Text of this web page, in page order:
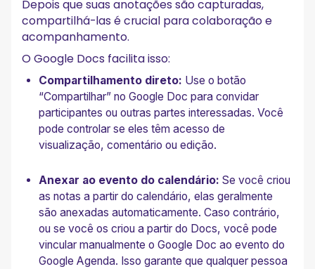
Depois que suas anotações são capturadas,
compartilhá-las é crucial para colaboração e
acompanhamento.
O Google Docs facilita isso:
Compartilhamento direto: Use o botão
“Compartilhar” no Google Doc para convidar
participantes ou outras partes interessadas. Você
pode controlar se eles têm acesso de
visualização, comentário ou edição.
Anexar ao evento do calendário:Se você criou
as notas a partir do calendário, elas geralmente
são anexadas automaticamente. Caso contrário,
ou se você os criou a partir do Docs, você pode
vincular manualmente o Google Doc ao evento do
Google Agenda. Isso garante que qualquer pessoa